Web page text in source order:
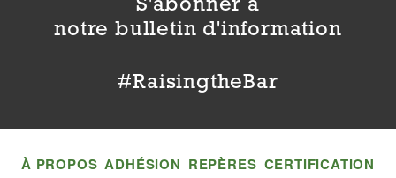
S'abonner à
notre bulletin d'information
#RaisingtheBar
À PROPOS ADHÉSION REPÈRES CERTIFICATION